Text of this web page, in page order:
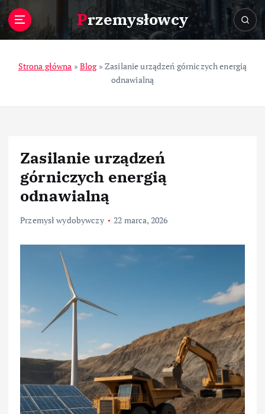
Przemysłowcy
Strona główna »Blog»Zasilanie urządzeń górniczych energią
odnawialną
Zasilanie urządzeń
górniczych energią
odnawialną
Przemysł wydobywczy 22 marca, 2026